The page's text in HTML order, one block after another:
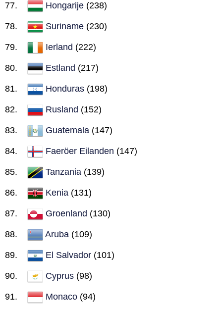
Hongarije (238)
Suriname (230)
Ierland (222)
Estland (217)
Honduras (198)
Rusland (152)
Guatemala (147)
Faeröer Eilanden (147)
Tanzania (139)
Kenia (131)
Groenland (130)
Aruba (109)
El Salvador (101)
Cyprus (98)
Monaco (94)